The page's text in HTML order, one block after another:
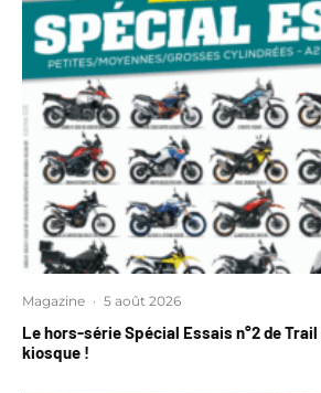
Magazine · 5 août 2026
Le hors-série Spécial Essais n°2 de
kiosque !